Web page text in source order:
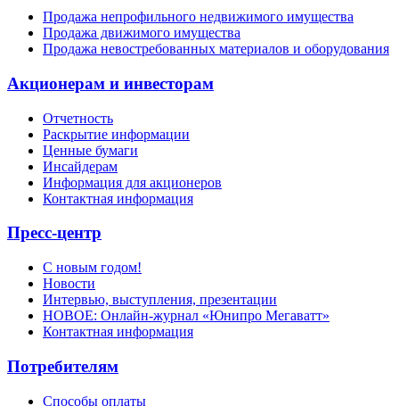
Продажа непрофильного недвижимого имущества
Продажа движимого имущества
Продажа невостребованных материалов и оборудования
Акционерам и инвесторам
Отчетность
Раскрытие информации
Ценные бумаги
Инсайдерам
Информация для акционеров
Контактная информация
Пресс-центр
С новым годом!
Новости
Интервью, выступления, презентации
НОВОЕ: Онлайн-журнал «Юнипро Мегаватт»
Контактная информация
Потребителям
Способы оплаты